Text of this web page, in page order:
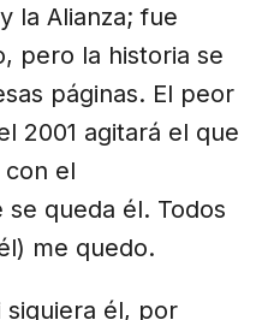
la Alianza; fue
pero la historia se
páginas. El peor
2001 agitará el que
el
queda él. Todos
me quedo.
siquiera él, por